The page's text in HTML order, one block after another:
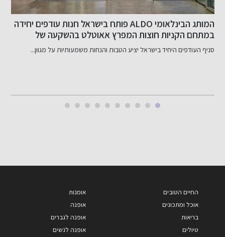
המותג הבינלאומי ALDO פותח בישראל חנות עודפים יחידה
במתחם הקניות חוצות המפרץ אאוטלט בהשקעה של
כ-800 אלף שקל
סניף העודפים היחיד בישראל יציע הטבות והנחות משמעותיות על מגוון...
החיים הטובים
אוכל ומתכונים
בריאות
טיולים
אומנות
אופנה
אופנה לגברים
אופנה לנשים